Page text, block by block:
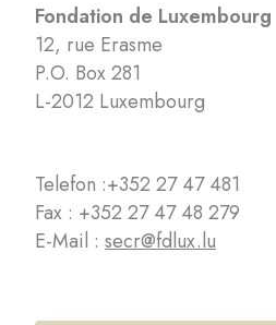
Fondation de Luxembourg
12, rue Erasme
P.O. Box 281
L-2012 Luxembourg
Telefon :+352 27 47 481
Fax : +352 27 47 48 279
E-Mail : secr@fdlux.lu